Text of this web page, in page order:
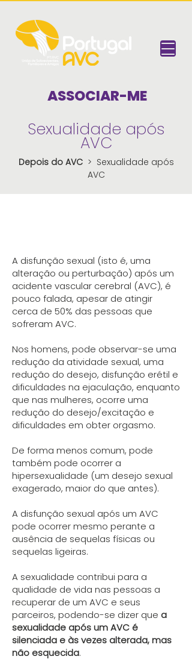
ASSOCIAR-ME
Sexualidade após
AVC
Depois do AVC> Sexualidade após
AVC
A disfunção sexual (isto é, uma
alteração ou perturbação) após um
acidente vascular cerebral (AVC), é
pouco falada, apesar de atingir
cerca de 50% das pessoas que
sofreram AVC.
Nos homens, pode observar-se uma
redução da atividade sexual, uma
redução do desejo, disfunção erétil e
dificuldades na ejaculação, enquanto
que nas mulheres, ocorre uma
redução do desejo/excitação e
dificuldades em obter orgasmo.
De forma menos comum, pode
também pode ocorrer a
hipersexualidade (um desejo sexual
exagerado, maior do que antes).
A disfunção sexual após um AVC
pode ocorrer mesmo perante a
ausência de sequelas físicas ou
sequelas ligeiras.
A sexualidade contribui para a
qualidade de vida nas pessoas a
recuperar de um AVC e seus
parceiros, podendo-se dizer que a
sexualidade após um AVC é
silenciada e às vezes alterada, mas
não esquecida.